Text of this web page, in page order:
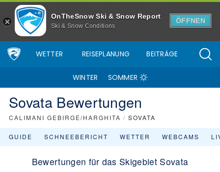
OnTheSnow Ski & Snow Report
Ski & Snow Conditions
ÖFFNEN
WETTER REISEPLANUNG BEITRÄGE
WINTER SOMMER
Sovata Bewertungen
CALIMANI GEBIRGE/HARGHITA / SOVATA
GUIDE SCHNEEBERICHT WETTER WEBCAMS
Bewertungen für das Skigebiet Sovata